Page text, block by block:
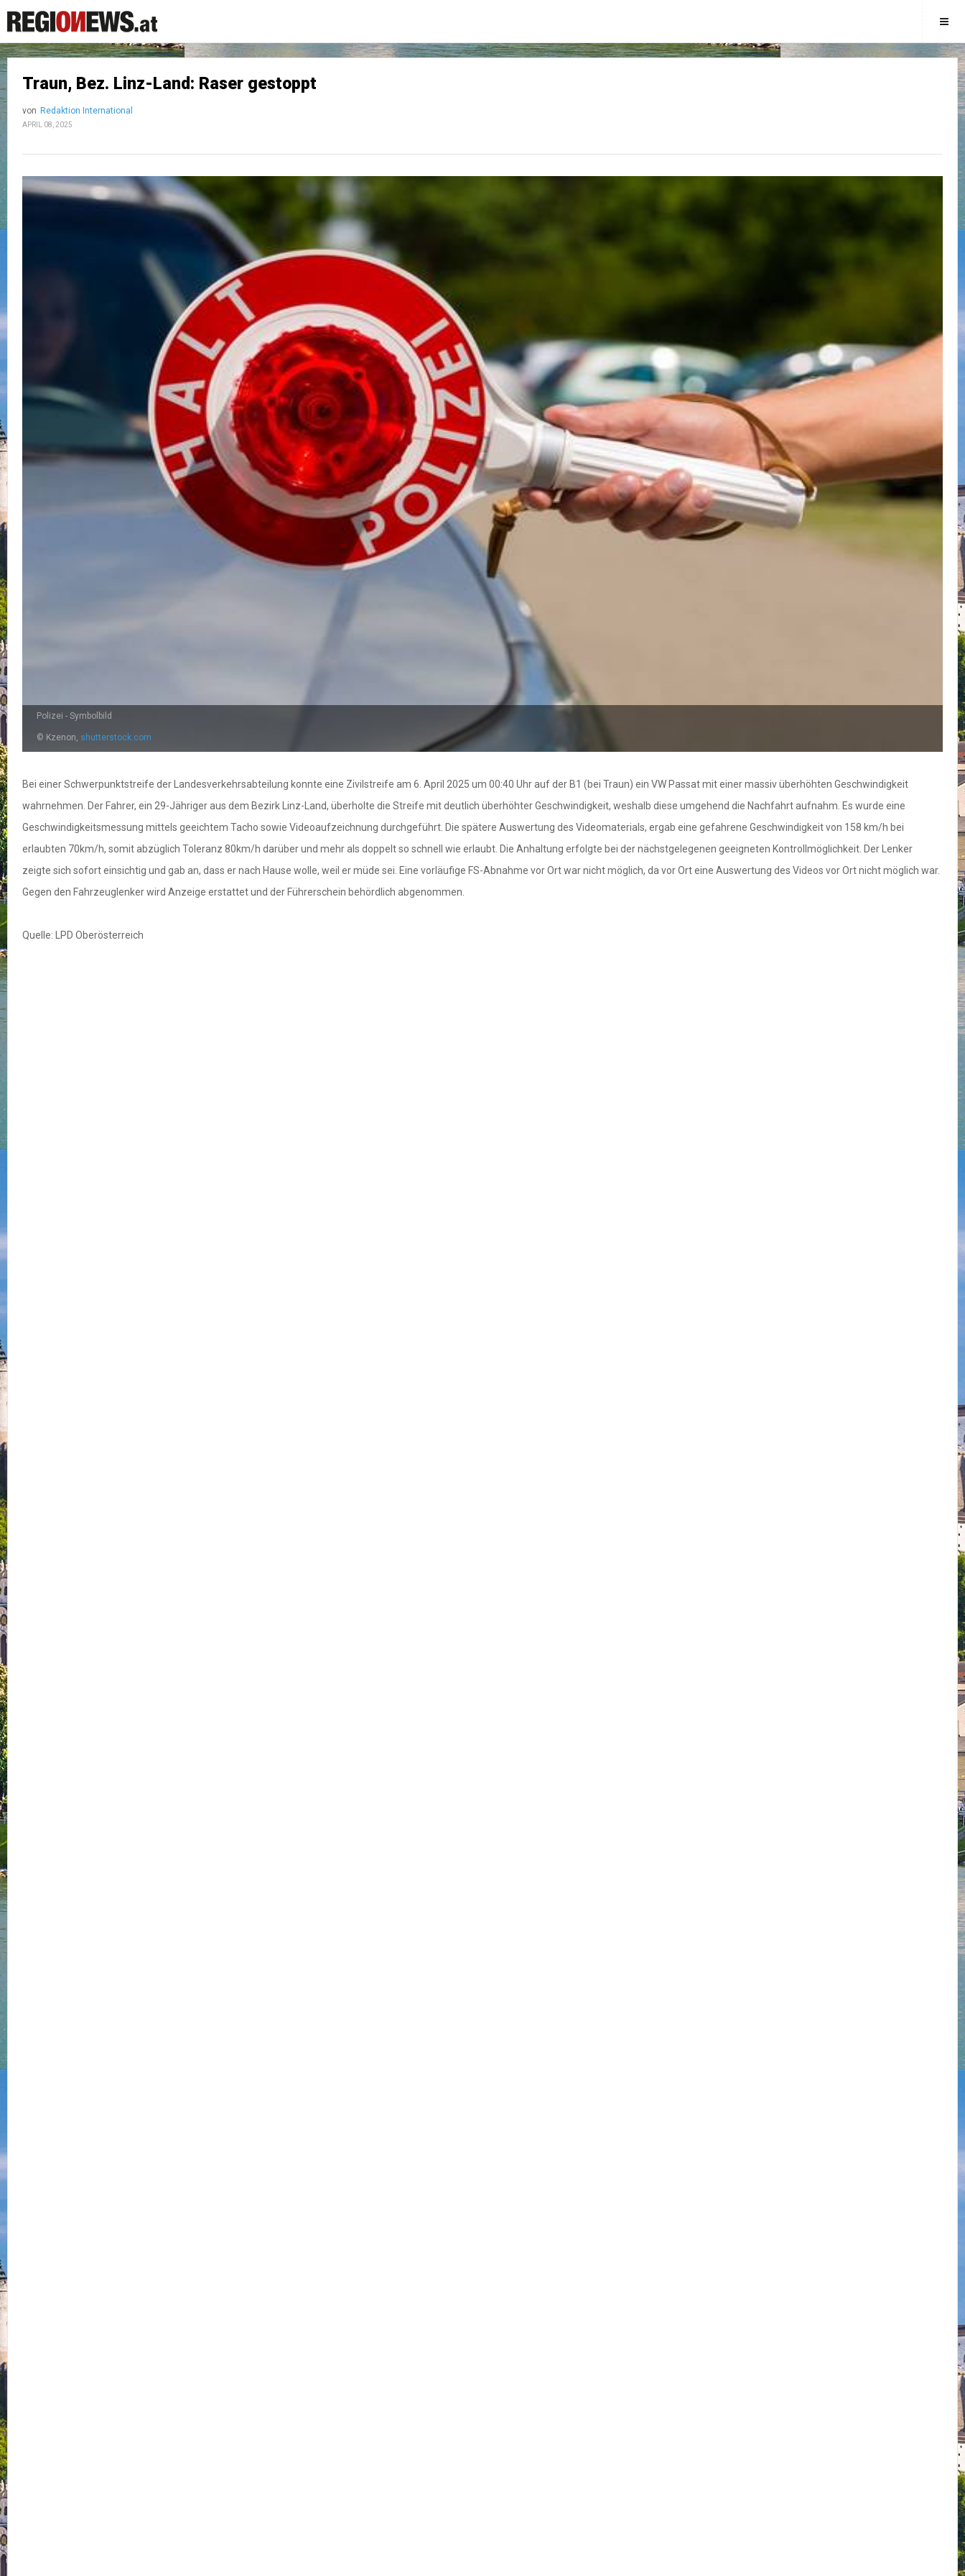
Traun, Bez. Linz-Land: Raser gestoppt
von Redaktion International
APRIL 08, 2025
Polizei - Symbolbild
© Kzenon, shutterstock.com
Bei einer Schwerpunktstreife der Landesverkehrsabteilung konnte eine Zivilstreife am 6. April 2025 um 00:40 Uhr auf der B1 (bei Traun) ein VW Passat mit einer massiv überhöhten Geschwindigkeit
wahrnehmen. Der Fahrer, ein 29-Jähriger aus dem Bezirk Linz-Land, überholte die Streife mit deutlich überhöhter Geschwindigkeit, weshalb diese umgehend die Nachfahrt aufnahm. Es wurde eine
Geschwindigkeitsmessung mittels geeichtem Tacho sowie Videoaufzeichnung durchgeführt. Die spätere Auswertung des Videomaterials, ergab eine gefahrene Geschwindigkeit von 158 km/h bei
erlaubten 70km/h, somit abzüglich Toleranz 80km/h darüber und mehr als doppelt so schnell wie erlaubt. Die Anhaltung erfolgte bei der nächstgelegenen geeigneten Kontrollmöglichkeit. Der Lenker
zeigte sich sofort einsichtig und gab an, dass er nach Hause wolle, weil er müde sei. Eine vorläufige FS-Abnahme vor Ort war nicht möglich, da vor Ort eine Auswertung des Videos vor Ort nicht möglich war.
Gegen den Fahrzeuglenker wird Anzeige erstattet und der Führerschein behördlich abgenommen.
Quelle: LPD Oberösterreich